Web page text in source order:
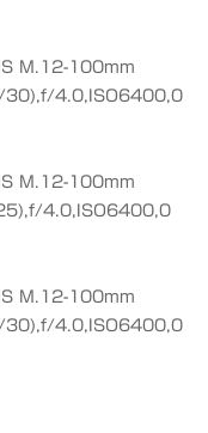
M.12-100mm
30),f/4.0,ISO6400,0
M.12-100mm
4.0,ISO6400,0
M.12-100mm
30),f/4.0,ISO6400,0